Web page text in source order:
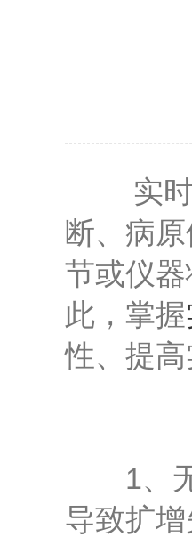
实时荧
断、病
节或仪
此，掌握
性、提
1、无
导致扩